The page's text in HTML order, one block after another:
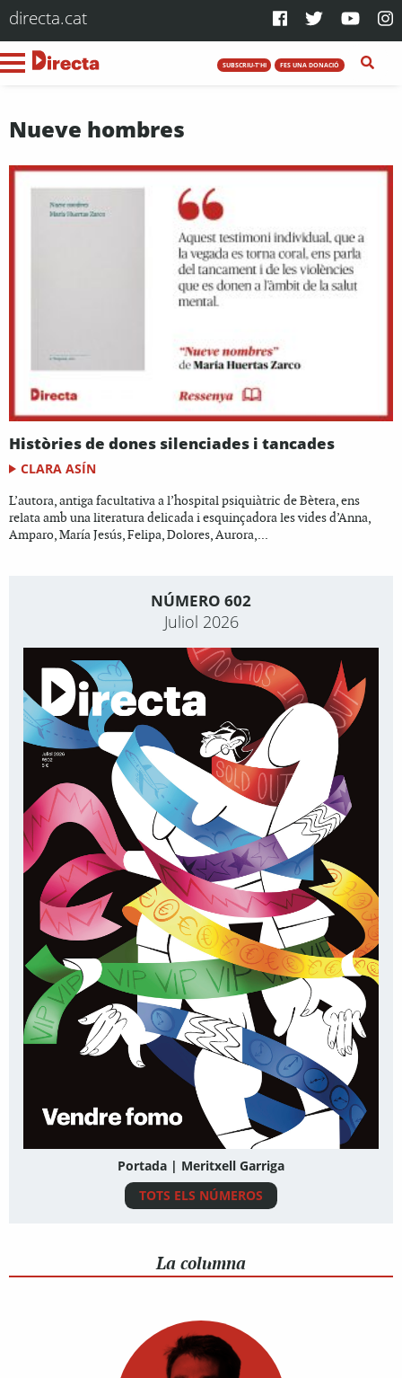
directa.cat
SUBSCRIU-T'HI FES UNA DONACIÓ
Nueve hombres
Històries de dones silenciades i tancades
CLARA ASÍN
L’autora, antiga facultativa a l’hospital psiquiàtric de Bètera, ens
relata amb una literatura delicada i esquinçadora les vides d’Anna,
Amparo, María Jesús, Felipa, Dolores, Aurora,...
NÚMERO 602
Juliol 2026
Portada | Meritxell Garriga
TOTS ELS NÚMEROS
La columna